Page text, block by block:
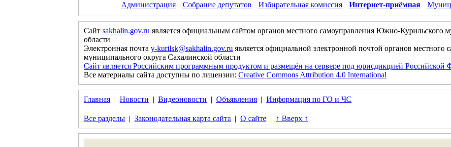
Администрация Собрание депутатов Избирательная комиссия Интернет-приёмная
Сайт sakhalin.gov.ru является официальным сайтом органов местного самоуправления Южно-Курильского
области
Электронная почта y-kurilsk@sakhalin.gov.ru является официальной электронной почтой органов
муниципального округа Сахалинской области
Сайт является Российским программным продуктом и размещён на сервере под юрисдикцией Российской
Все материалы сайта доступны по лицензии: Creative Commons Attribution 4.0 International
Главная | Новости | Видеоновости | Объявления | Информация по ГО и ЧС
Все разделы | Законодательная карта сайта | О сайте | ↑ Вверх ↑